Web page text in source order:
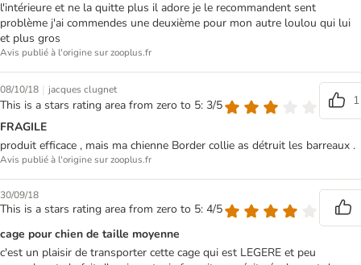
l'intérieure et ne la quitte plus il adore je le recommandent sent
problème j'ai commendes une deuxième pour mon autre loulou qui lui
et plus gros
Avis publié à l'origine sur zooplus.fr
08/10/18 | jacques clugnet
This is a stars rating area from zero to 5: 3/5
1
FRAGILE
produit efficace , mais ma chienne Border collie as détruit les barreaux .
Avis publié à l'origine sur zooplus.fr
30/09/18
This is a stars rating area from zero to 5: 4/5
cage pour chien de taille moyenne
c'est un plaisir de transporter cette cage qui est LEGERE et peu